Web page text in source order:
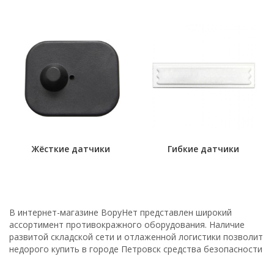
Жёсткие датчики Гибкие датчики
В интернет-магазине ВоруНет представлен широкий
ассортимент противокражного оборудования. Наличие
развитой складской сети и отлаженной логистики позволит
недорого купить в городе Петровск средства безопасности